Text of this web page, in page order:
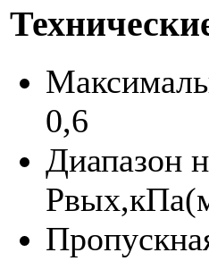
0,6
Диапазон